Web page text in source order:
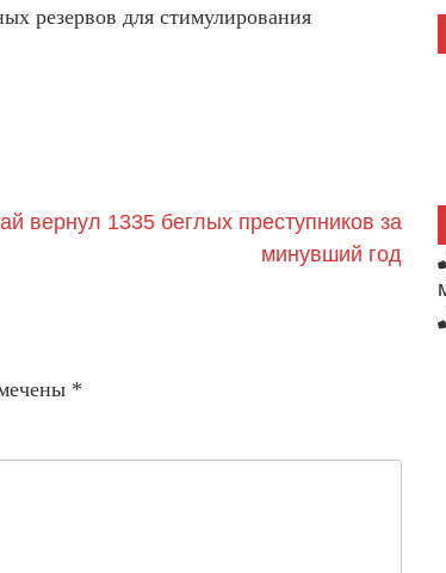
резервов для стимулирования
вернул 1335 беглых преступников за
минувший год
*